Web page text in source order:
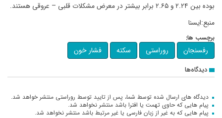
بوده بین ۲.۲۴ و ۲.۶۵ برابر بیشتر در معرض مشکلات قلبی – عروقی هستند.
منبع:ایسنا
برچسب ها:
رفسنجان روراستی سکته فشار خون
دیدگاه‌ها
دیدگاه های ارسال شده توسط شما، پس از تایید توسط روراستی منتشر خواهد شد.
پیام هایی که حاوی تهمت یا افترا باشد منتشر نخواهد شد.
پیام هایی که به غیر از زبان فارسی یا غیر مرتبط باشد منتشر نخواهد شد.